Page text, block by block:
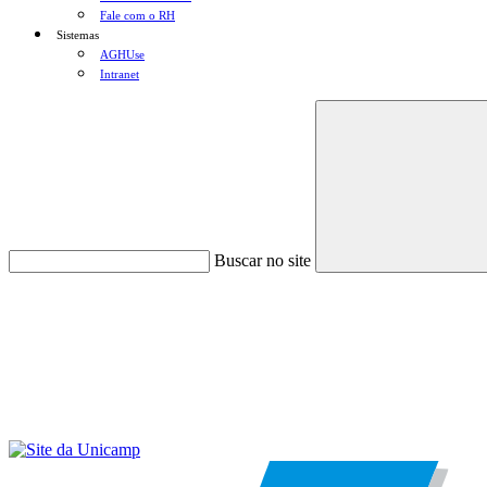
Fale com o RH
Sistemas
AGHUse
Intranet
Buscar no site